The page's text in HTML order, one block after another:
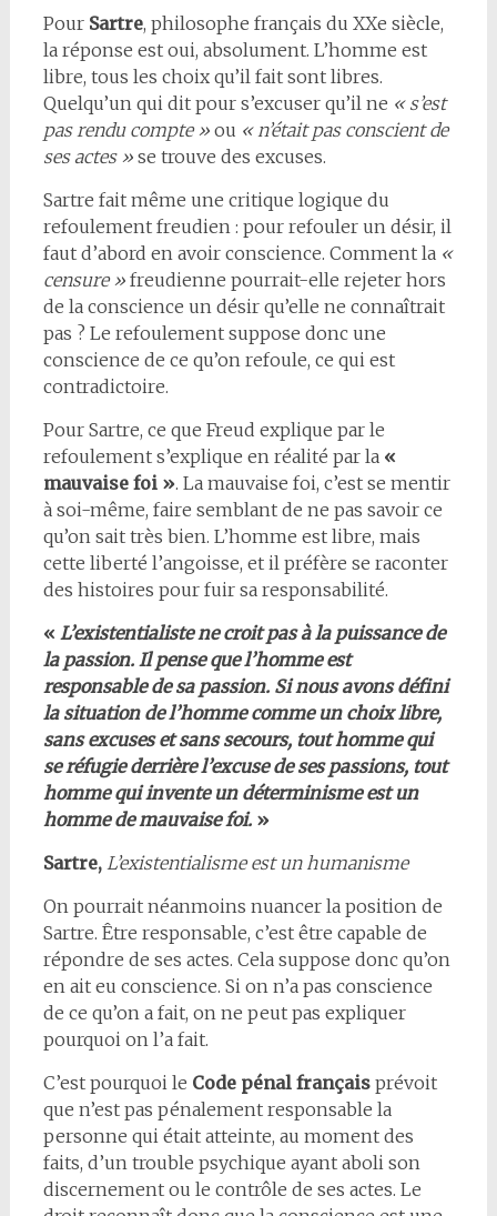
Pour Sartre, philosophe français du XXe siècle,
la réponse est oui, absolument. L’homme est
libre, tous les choix qu’il fait sont libres.
Quelqu’un qui dit pour s’excuser qu’il ne « s’est
pas rendu compte »ou « n’était pas conscient de
ses actes »se trouve des excuses.
Sartre fait même une critique logique du
refoulement freudien : pour refouler un désir, il
faut d’abord en avoir conscience. Comment la «
censure »freudienne pourrait-elle rejeter hors
de la conscience un désir qu’elle ne connaîtrait
pas ? Le refoulement suppose donc une
conscience de ce qu’on refoule, ce qui est
contradictoire.
Pour Sartre, ce que Freud explique par le
refoulement s’explique en réalité par la «
mauvaise foi ». La mauvaise foi, c’est se mentir
à soi-même, faire semblant de ne pas savoir ce
qu’on sait très bien. L’homme est libre, mais
cette liberté l’angoisse, et il préfère se raconter
des histoires pour fuir sa responsabilité.
« L’existentialiste ne croit pas à la puissance de
la passion. Il pense que l’homme est
responsable de sa passion. Si nous avons défini
la situation de l’homme comme un choix libre,
sans excuses et sans secours, tout homme qui
se réfugie derrière l’excuse de ses passions, tout
homme qui invente un déterminisme est un
homme de mauvaise foi.»
Sartre, L’existentialisme est un humanisme
On pourrait néanmoins nuancer la position de
Sartre. Être responsable, c’est être capable de
répondre de ses actes. Cela suppose donc qu’on
en ait eu conscience. Si on n’a pas conscience
de ce qu’on a fait, on ne peut pas expliquer
pourquoi on l’a fait.
C’est pourquoi le Code pénal françaisprévoit
que n’est pas pénalement responsable la
personne qui était atteinte, au moment des
faits, d’un trouble psychique ayant aboli son
discernement ou le contrôle de ses actes. Le